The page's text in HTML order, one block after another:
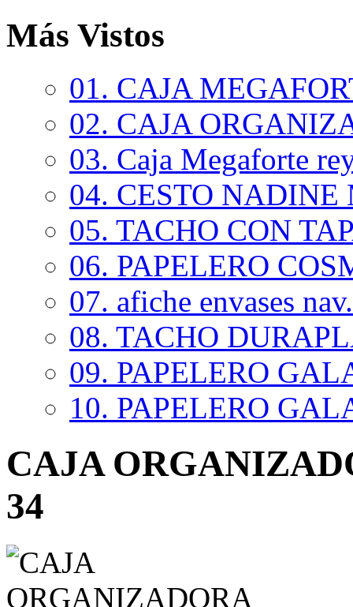
Más Vistos
01. CAJA
02. CAJA
03. Caja Megaforte
04. CESTO NADINE
05. TACHO CON
06. PAPELERO
07. afiche envases
08. TACHO
09. PAPELERO
10. PAPELERO
CAJA
34